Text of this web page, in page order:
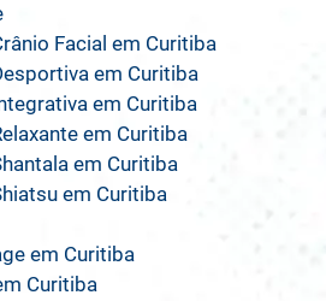
Facial em Curitiba
em Curitiba
em Curitiba
em Curitiba
em Curitiba
em Curitiba
em Curitiba
Curitiba